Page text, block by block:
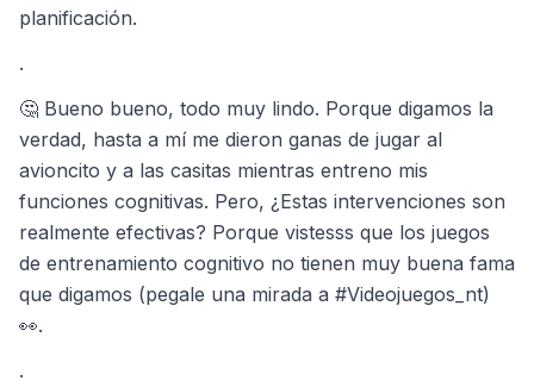
planificación.
.
🤔 Bueno bueno, todo muy lindo. Porque digamos la
verdad, hasta a mí me dieron ganas de jugar al
avioncito y a las casitas mientras entreno mis
funciones cognitivas. Pero, ¿Estas intervenciones son
realmente efectivas? Porque vistesss que los juegos
de entrenamiento cognitivo no tienen muy buena fama
que digamos (pegale una mirada a #Videojuegos_nt)
👀.
.